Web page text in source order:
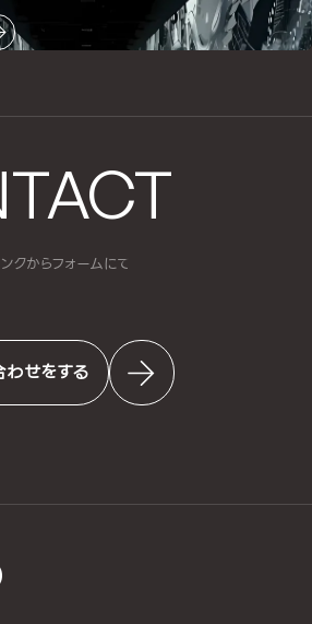
クからフォームにて
せをする